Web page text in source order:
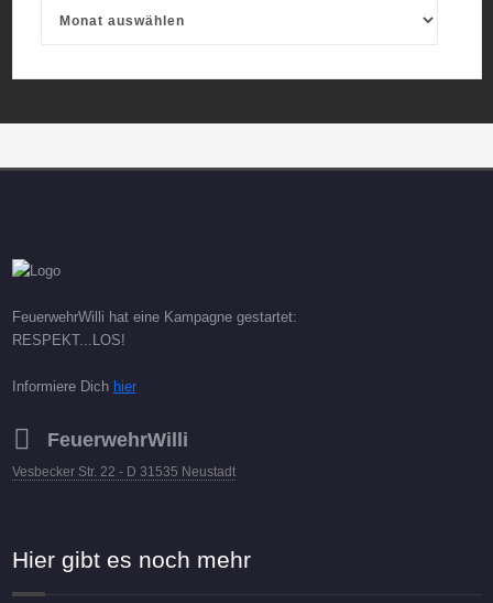
FeuerwehrWilli hat eine Kampagne gestartet:
RESPEKT...LOS!
Informiere Dich hier
FeuerwehrWilli
Vesbecker Str. 22 - D 31535 Neustadt
Hier gibt es noch mehr